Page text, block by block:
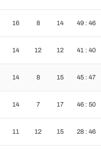
16 8 14 49 : 46
14 12 12 41 : 40
14 8 15 45 : 47
14 7 17 46 : 50
11 12 15 28 : 46